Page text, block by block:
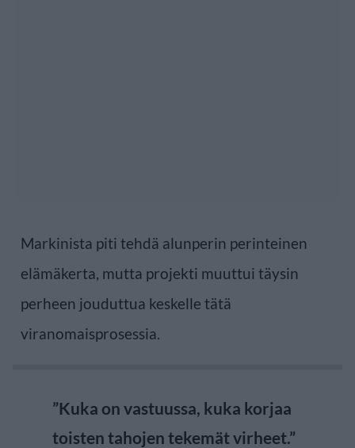
Markinista piti tehdä alunperin perinteinen
elämäkerta, mutta projekti muuttui täysin
perheen jouduttua keskelle tätä
viranomaisprosessia.
”Kuka on vastuussa, kuka korjaa
toisten tahojen tekemät virheet.”